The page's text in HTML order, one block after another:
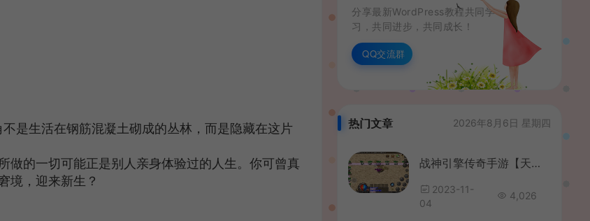
是生活在钢筋混凝土砌成的丛林，而是隐藏在这片
做的一切可能正是别人亲身体验过的人生。你可曾真
境，迎来新生？
分享最新WordPress教程共同学
习，共同进步，共同成长！
QQ交流群
热门文章 2026年8月6日 星期四
战神引擎传奇手游【天花板1.76赤月复古三职业免授权版】最新整理WIN系特色服务端+安卓苹果双端+GM授权后台+详细搭建教程
2023-11-
04
4,026